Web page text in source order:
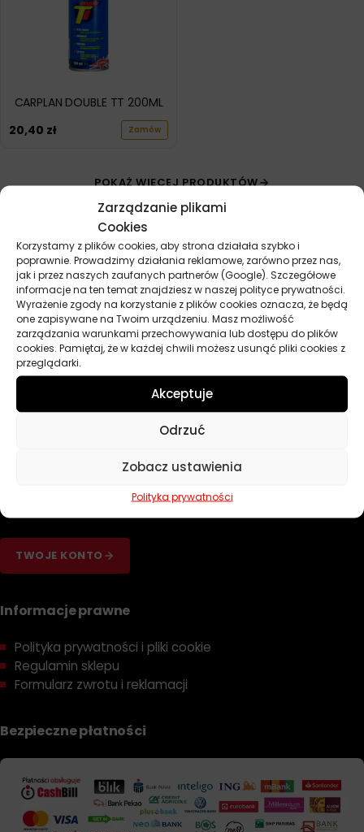
Zarządzanie plikami
Cookies
Korzystamy z plików cookies, aby strona działała szybko i
poprawnie. Prowadzimy działania reklamowe, zarówno przez nas,
jak i przez naszych zaufanych partnerów (Google). Szczegółowe
informacje na ten temat znajdziesz w naszej polityce prywatności.
Wyrażenie zgody na korzystanie z plików cookies oznacza, że będą
one zapisywane na Twoim urządzeniu. Masz możliwość
zarządzania warunkami przechowywania lub dostępu do plików
cookies. Pamiętaj, że w każdej chwili możesz usunąć pliki cookies z
przeglądarki.
Akceptuje
Odrzuć
Zobacz ustawienia
Polityka prywatności
CARPLAN DOUBLE TT 200ML
20,40 zł Zamów
POKAŻ WIĘCEJ PRODUKTÓW
Przydatne linki
Oleje
Chemia
Kosmetyki
TWOJE KONTO
Informacje prawne
Polityka prywatności i pliki cookie
Regulamin sklepu
Formularz zwrotu i reklamacji
Bezpieczne płatności